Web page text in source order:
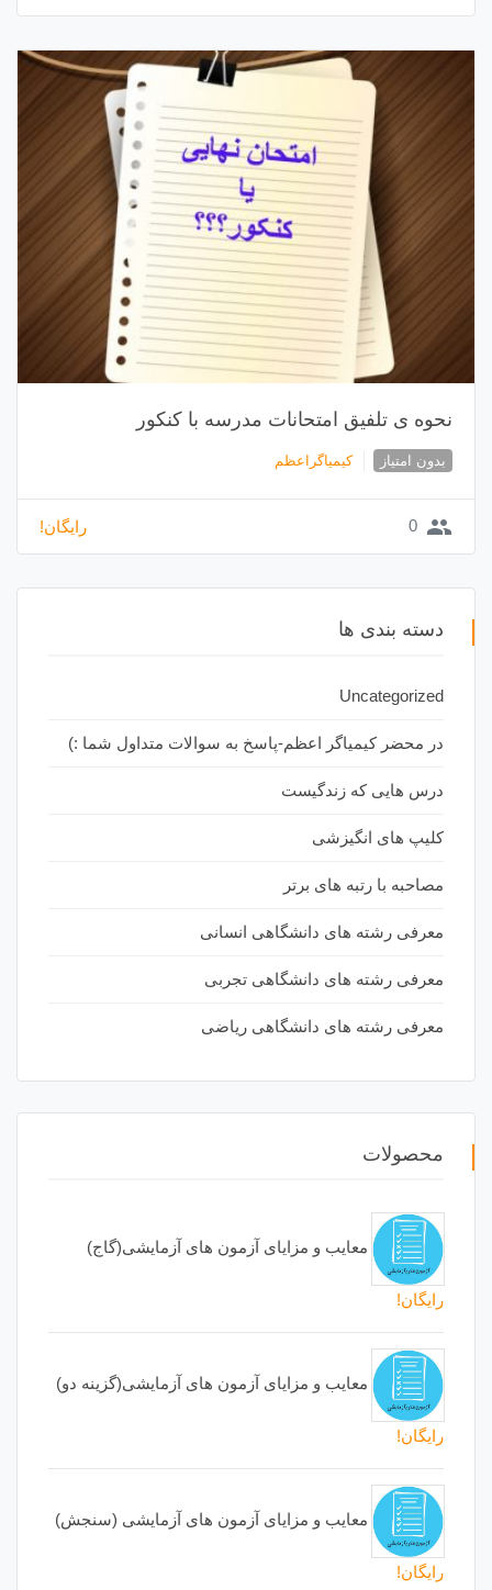
نحوه ی تلفیق امتحانات مدرسه با کنکور
بدون امتیاز کیمیاگراعظم
group
0 رایگان!
دسته بندی ها
Uncategorized
در محضر کیمیاگر اعظم-پاسخ به سوالات متداول شما :)
درس هایی که زندگیست
کلیپ های انگیزشی
مصاحبه با رتبه های برتر
معرفی رشته های دانشگاهی انسانی
معرفی رشته های دانشگاهی تجربی
معرفی رشته های دانشگاهی ریاضی
محصولات
معایب و مزایای آزمون های آزمایشی(گاج)
رایگان!
معایب و مزایای آزمون های آزمایشی(گزینه دو)
رایگان!
معایب و مزایای آزمون های آزمایشی (سنجش)
رایگان!